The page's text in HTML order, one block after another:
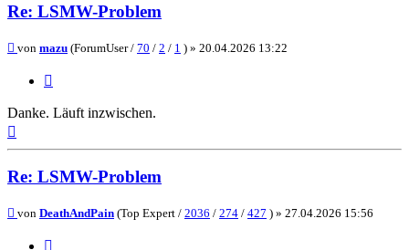
Re: LSMW-Problem
Beitrag
von mazu (ForumUser / 70 / 2 / 1 ) » 20.04.2026 13:22
Danke. Läuft inzwischen.
Re: LSMW-Problem
Beitrag
von DeathAndPain (Top Expert / 2036 / 274 / 427 ) » 27.04.2026 15:56